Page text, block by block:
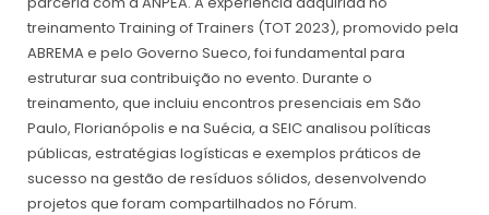
treinamento Training of Trainers (TOT 2023), promovido pela
ABREMA e pelo Governo Sueco, foi fundamental para
estruturar sua contribuição no evento. Durante o
treinamento, que incluiu encontros presenciais em São
Paulo, Florianópolis e na Suécia, a SEIC analisou políticas
públicas, estratégias logísticas e exemplos práticos de
sucesso na gestão de resíduos sólidos, desenvolvendo
projetos que foram compartilhados no Fórum.